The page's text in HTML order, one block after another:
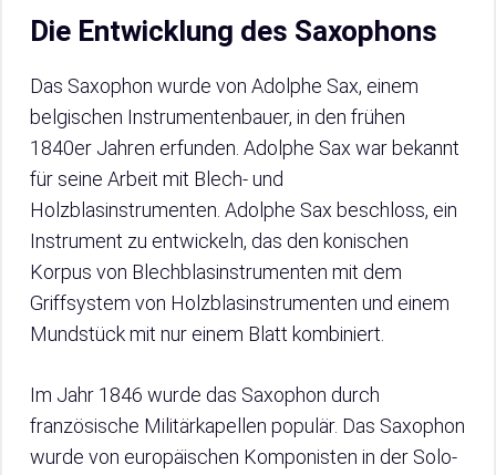
Die Entwicklung des Saxophons
Das Saxophon wurde von Adolphe Sax, einem
belgischen Instrumentenbauer, in den frühen
1840er Jahren erfunden. Adolphe Sax war bekannt
für seine Arbeit mit Blech- und
Holzblasinstrumenten. Adolphe Sax beschloss, ein
Instrument zu entwickeln, das den konischen
Korpus von Blechblasinstrumenten mit dem
Griffsystem von Holzblasinstrumenten und einem
Mundstück mit nur einem Blatt kombiniert.
Im Jahr 1846 wurde das Saxophon durch
französische Militärkapellen populär. Das Saxophon
wurde von europäischen Komponisten in der Solo-